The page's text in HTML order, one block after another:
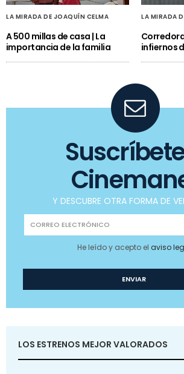
LA MIRADA DE JOAQUÍN CELMA
A 500 millas de casa | La
importancia de la familia
LA MIRADA
infiernos
Y DESCUBRE OTRA FORMA DE
He leído y acepto el aviso
LOS ESTRENOS MEJOR VALORADOS